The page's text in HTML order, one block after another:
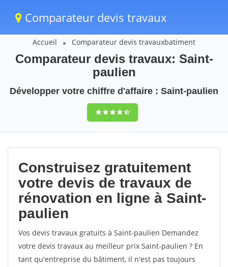
Comparateur devis travaux
Accueil Comparateur devis travauxbatiment
Comparateur devis travaux: Saint-
paulien
Développer votre chiffre d'affaire : Saint-paulien
9,5(100%)86
votes
Construisez gratuitement
votre devis de travaux de
rénovation en ligne à Saint-
paulien
Vos devis travaux gratuits à Saint-paulien Demandez
votre devis travaux au meilleur prix Saint-paulien ? En
tant qu'entreprise du bâtiment, il n'est pas toujours